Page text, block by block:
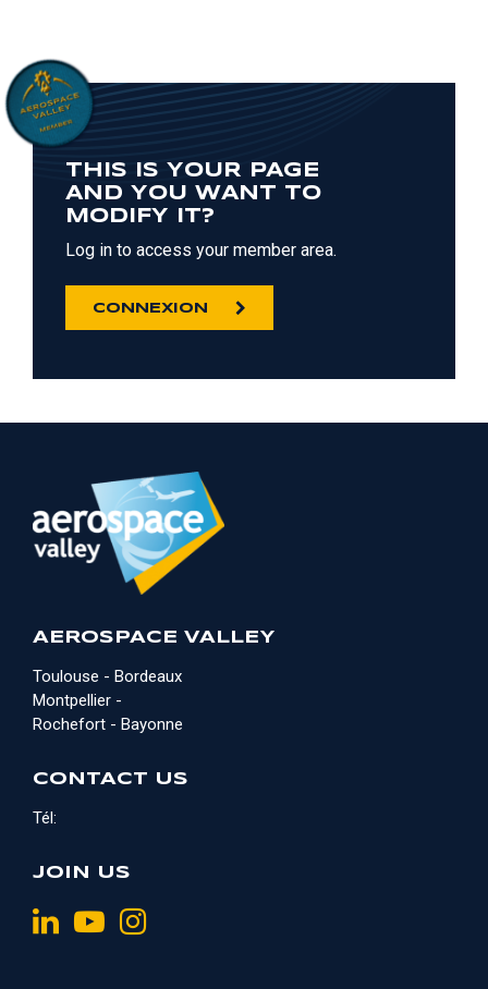
THIS IS YOUR PAGE
AND YOU WANT TO
MODIFY IT?
Log in to access your member area.
CONNEXION
AEROSPACE VALLEY
Toulouse - Bordeaux
Montpellier -
Rochefort - Bayonne
CONTACT US
Tél:
JOIN US